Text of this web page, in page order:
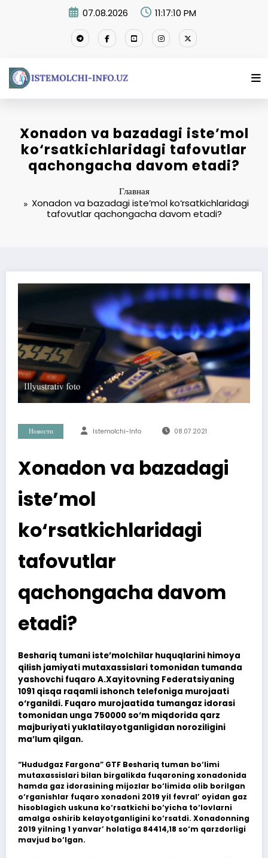
07.08.2026 11:17:10 PM
Xonadon va bazadagi iste’mol
ko‘rsatkichlaridagi tafovutlar
qachongacha davom etadi?
Главная
Xonadon va bazadagi iste’mol ko‘rsatkichlaridagi
tafovutlar qachongacha davom etadi?
Новости Istemolchi-Info 08.07.2021
Xonadon va bazadagi
iste’mol
ko‘rsatkichlaridagi
tafovutlar
qachongacha davom
etadi?
Beshariq tumani iste’molchilar huquqlarini himoya
qilish jamiyati mutaxassislari tomonidan tumanda
yashovchi fuqaro A.Xayitovning Federatsiyaning
1091 qisqa raqamli ishonch telefoniga murojaati
o‘rganildi. Fuqaro murojaatida tumangaz idorasi
tomonidan unga 750000 so‘m miqdorida qarz
majburiyati yuklatilayotganligidan noroziligini
ma’lum qilgan.
“Hududgaz Fargona” GTF Beshariq tuman bo‘limi
mutaxassislari bilan birgalikda fuqaroning xonadonida
hamda gaz idorasining mijozlar bo‘limida olib borilgan
o‘rganishlar fuqaro xonadoni 2019 yil fevral’ oyidan gaz
hisoblagich uskuna ko‘rsatkichi bo‘yicha to‘lovlarni
amalga oshirib kelayotganligini ko‘rsatdi. Xonadonning
2019 yilning 1 yanvar’ holatiga 84414,18 so‘m qarzdorligi
mavjud bo‘lgan.